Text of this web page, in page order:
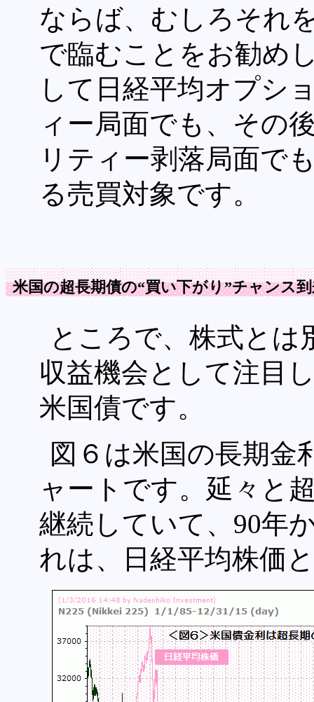
ならば、むしろそれ
で臨むことをお勧め
して日経平均オプシ
ィー局面でも、その
リティー剥落局面で
る売買対象です。
米国の超長期債の“買い下がり”チャンス
ところで、株式とは
収益機会として注目
米国債です。
図６は米国の長期金
ャートです。延々と
継続していて、90年
れは、日経平均株価